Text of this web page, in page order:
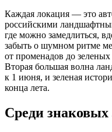
Каждая локация — это
российскими
где можно замедлиться,
забыть о шумном ритме
от променадов до
Вторая большая волна
к 1 июня, и зеленая
конца лета.
Среди